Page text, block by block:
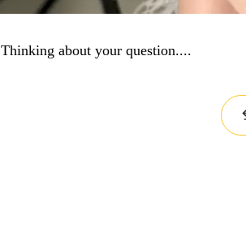
Thinking about your question...